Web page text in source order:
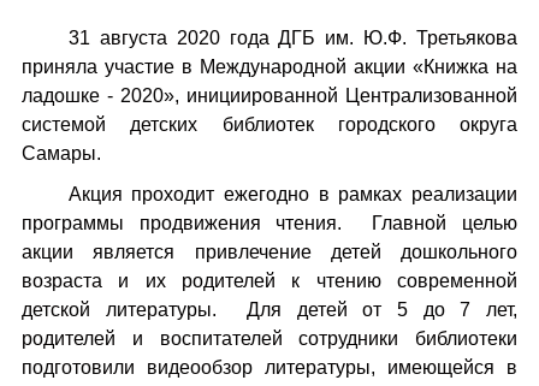
31 августа 2020 года ДГБ им. Ю.Ф. Третьякова
приняла участие в Международной акции «Книжка на
ладошке - 2020», инициированной Централизованной
системой детских библиотек городского округа
Самары.
Акция проходит ежегодно в рамках реализации
программы продвижения чтения. Главной целью
акции является привлечение детей дошкольного
возраста и их родителей к чтению современной
детской литературы. Для детей от 5 до 7 лет,
родителей и воспитателей сотрудники библиотеки
подготовили видеообзор литературы, имеющейся в